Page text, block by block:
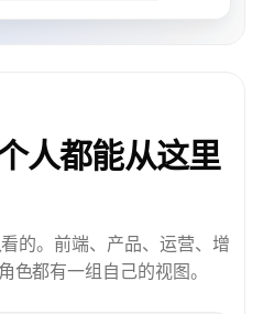
人都能从这里
的。前端、产品、运营、增
都有一组自己的视图。